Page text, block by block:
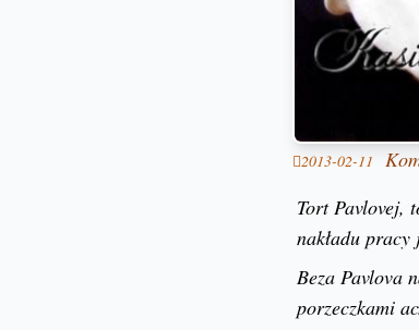
2013-02-11
Tort Pavlovej,
nakładu
Beza Pavlova
porzeczkami